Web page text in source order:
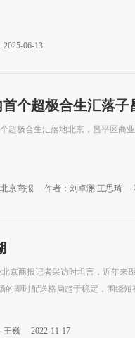
2025-06-13
首个超极合生汇落子
超极合生汇落地北京，昌平区商
京商报 作者：刘卓澜 王思琦
京商报记者采访时坦言，近年来
即时配送格局趋于稳定，围绕短
王巍 2022-11-17